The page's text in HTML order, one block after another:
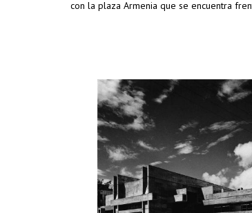
con la plaza Armenia que se encuentra